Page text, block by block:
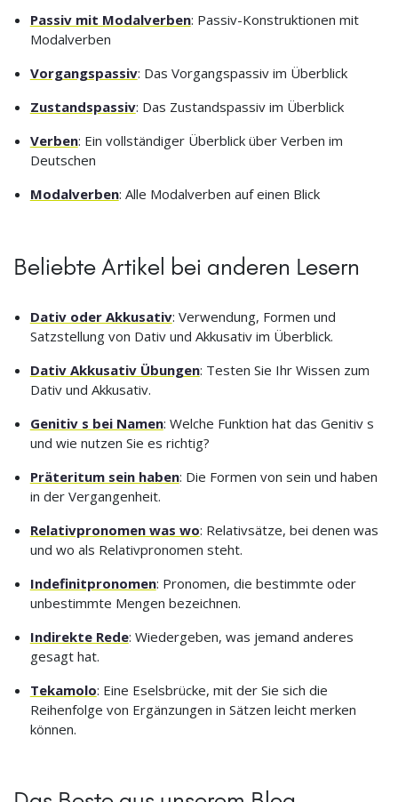
Passiv mit Modalverben: Passiv-Konstruktionen mit
Modalverben
Vorgangspassiv: Das Vorgangspassiv im Überblick
Zustandspassiv: Das Zustandspassiv im Überblick
Verben: Ein vollständiger Überblick über Verben im
Deutschen
Modalverben: Alle Modalverben auf einen Blick
Beliebte Artikel bei anderen Lesern
Dativ oder Akkusativ: Verwendung, Formen und
Satzstellung von Dativ und Akkusativ im Überblick.
Dativ Akkusativ Übungen: Testen Sie Ihr Wissen zum
Dativ und Akkusativ.
Genitiv s bei Namen: Welche Funktion hat das Genitiv s
und wie nutzen Sie es richtig?
Präteritum sein haben: Die Formen von sein und haben
in der Vergangenheit.
Relativpronomen was wo: Relativsätze, bei denen was
und wo als Relativpronomen steht.
Indefinitpronomen: Pronomen, die bestimmte oder
unbestimmte Mengen bezeichnen.
Indirekte Rede: Wiedergeben, was jemand anderes
gesagt hat.
Tekamolo: Eine Eselsbrücke, mit der Sie sich die
Reihenfolge von Ergänzungen in Sätzen leicht merken
können.